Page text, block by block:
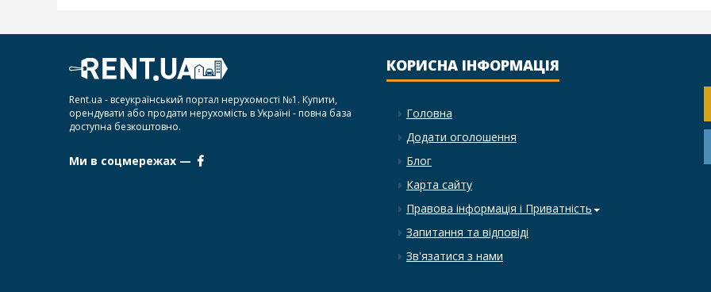
Rent.ua - всеукраїнський портал нерухомості №1. Купити,
орендувати або продати нерухомість в Україні - повна база
доступна безкоштовно.
Ми в соцмережах —
КОРИСНА ІНФОРМАЦІЯ
Головна
Додати оголошення
Блог
Карта сайту
Правова інформація і Приватність
Запитання та відповіді
Зв'язатися з нами